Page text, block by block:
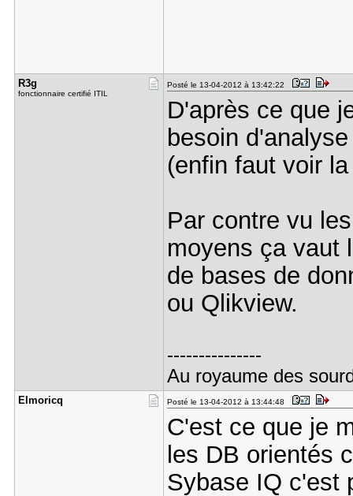
R3g
fonctionnaire certifié ITIL
Posté le 13-04-2012 à 13:42:22
D'après ce que
besoin
(enfin faut voir
Par contre vu
moyens ça vaut
de bases de
ou Qlikview.
---------------
Au royaume des
Elmoricq Posté le 13-04-2012 à 13:44:48
C'est ce que je
les DB orientés
Sybase IQ c'est